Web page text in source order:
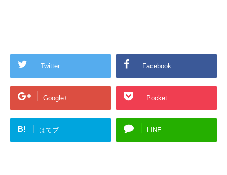
Twitter Facebook
Google+ Pocket
B! はてブ LINE